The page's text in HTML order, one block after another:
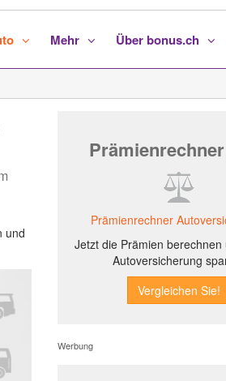
Mehr Über bonus.ch
und
Prämienrechner
Jetzt die Prämien berechnen
Autoversicherung
Werbung